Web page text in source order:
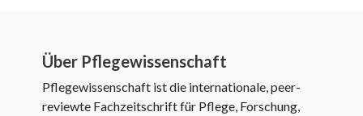
Über Pflegewissenschaft
Pflegewissenschaft ist die internationale, peer-
reviewte Fachzeitschrift für Pflege, Forschung,